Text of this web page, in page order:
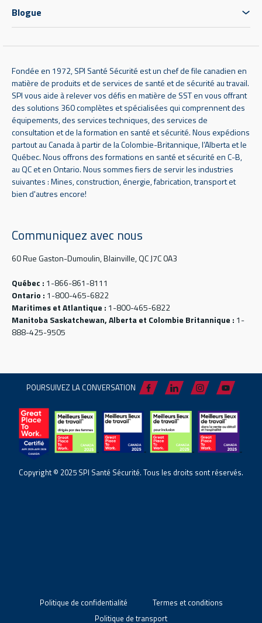
Blogue
Fondée en 1972, SPI Santé Sécurité est un chef de file canadien en
matière de produits et de services de santé et de sécurité au travail.
SPI vous aide à relever vos défis en matière de SST en vous offrant
des solutions 360 complètes et spécialisées qui comprennent des
équipements, des services techniques, des services de
consultation et de la formation en santé et sécurité. Nous expédions
partout au Canada à partir de la Colombie-Britannique, l’Alberta et le
Québec. Nous offrons des formations en santé et sécurité en C-B,
au QC et en Ontario. Nous sommes fiers de servir les industries
suivantes : Mines, construction, énergie, fabrication, transport et
bien d'autres encore!
Communiquez avec nous
60 Rue Gaston-Dumoulin, Blainville, QC J7C 0A3
Québec : 1-866-861-8111
Ontario : 1-800-465-6822
Maritimes et Atlantique : 1-800-465-6822
Manitoba Saskatchewan, Alberta et Colombie Britannique : 1-
888-425-9505
POURSUIVEZ LA CONVERSATION
Copyright © 2025 SPI Santé Sécurité. Tous les droits sont réservés.
Politique de confidentialité
Termes et conditions
Politique de transport